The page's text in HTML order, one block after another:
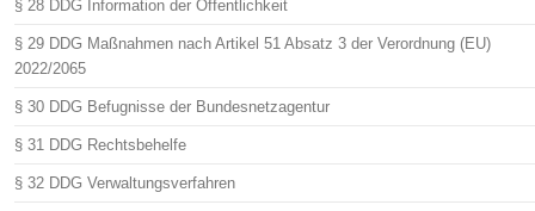
§ 28 DDG Information der Öffentlichkeit
§ 29 DDG Maßnahmen nach Artikel 51 Absatz 3 der Verordnung (EU)
2022/2065
§ 30 DDG Befugnisse der Bundesnetzagentur
§ 31 DDG Rechtsbehelfe
§ 32 DDG Verwaltungsverfahren